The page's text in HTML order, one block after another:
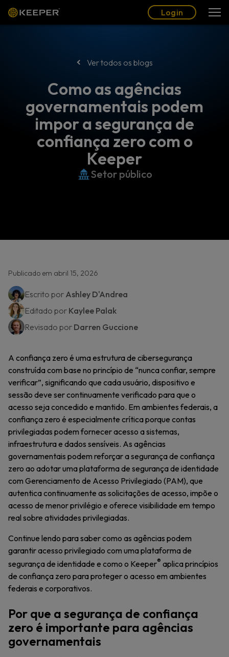
Login
Ver todos os blogs
Como as agências
governamentais podem
impor a segurança de
confiança zero com o
Keeper
Setor público
Publicado em abril 15, 2026
Escrito por Ashley D'Andrea
Editado por Kaylee Palak
Revisado por Darren Guccione
A confiança zero é uma estrutura de cibersegurança
construída com base no princípio de “nunca confiar, sempre
verificar”, significando que cada usuário, dispositivo e
sessão deve ser continuamente verificado para que o
acesso seja concedido e mantido. Em ambientes federais, a
confiança zero é especialmente crítica porque contas
privilegiadas podem fornecer acesso a sistemas,
infraestrutura e dados sensíveis. As agências
governamentais podem reforçar a segurança de confiança
zero ao adotar uma plataforma de segurança de identidade
com Gerenciamento de Acesso Privilegiado (PAM), que
autentica continuamente as solicitações de acesso, impõe o
acesso de menor privilégio e oferece visibilidade em tempo
real sobre atividades privilegiadas.
Continue lendo para saber como as agências podem
garantir acesso privilegiado com uma plataforma de
segurança de identidade e como o Keeper® aplica princípios
de confiança zero para proteger o acesso em ambientes
federais e corporativos.
Por que a segurança de confiança
zero é importante para agências
governamentais